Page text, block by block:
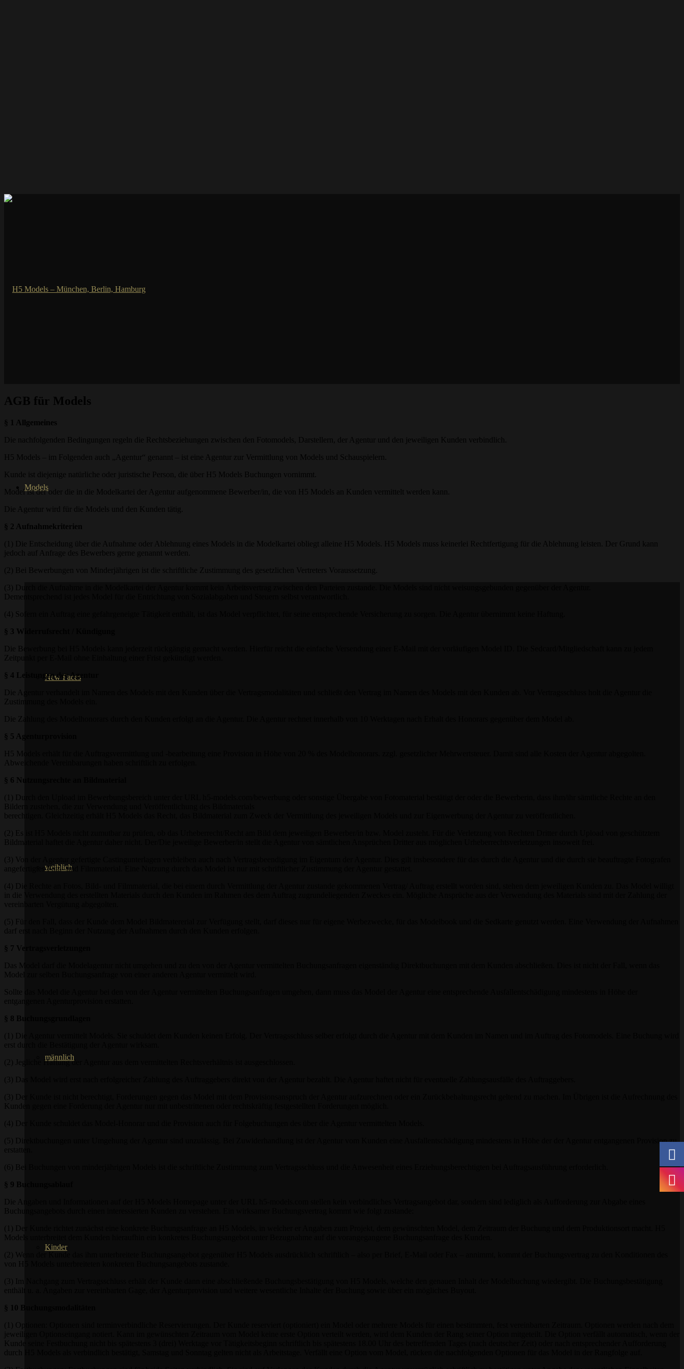
Models
New Faces
weiblich
männlich
Kinder
AGB für Models
§ 1 Allgemeines
Die nachfolgenden Bedingungen regeln die Rechtsbeziehungen zwischen den Fotomodels, Darstellern, der Agentur und den jeweiligen Kunden verbindlich.
H5 Models – im Folgenden auch „Agentur“ genannt – ist eine Agentur zur Vermittlung von Models und Schauspielern.
Kunde ist diejenige natürliche oder juristische Person, die über H5 Models Buchungen vornimmt.
Model ist der oder die in die Modelkartei der Agentur aufgenommene Bewerber/in, die von H5 Models an Kunden vermittelt werden kann.
Die Agentur wird für die Models und den Kunden tätig.
§ 2 Aufnahmekriterien
(1) Die Entscheidung über die Aufnahme oder Ablehnung eines Models in die Modelkartei obliegt alleine H5 Models. H5 Models muss keinerlei Rechtfertigung für die Ablehnung leisten. Der Grund kann
jedoch auf Anfrage des Bewerbers gerne genannt werden.
(2) Bei Bewerbungen von Minderjährigen ist die schriftliche Zustimmung des gesetzlichen Vertreters Voraussetzung.
(3) Durch die Aufnahme in die Modelkartei der Agentur kommt kein Arbeitsvertrag zwischen den Parteien zustande. Die Models sind nicht weisungsgebunden gegenüber der Agentur.
Dementsprechend ist jedes Model für die Entrichtung von Sozialabgaben und Steuern selbst verantwortlich.
(4) Sofern ein Auftrag eine gefahrgeneigte Tätigkeit enthält, ist das Model verpflichtet, für seine entsprechende Versicherung zu sorgen. Die Agentur übernimmt keine Haftung.
§ 3 Widerrufsrecht / Kündigung
Die Bewerbung bei H5 Models kann jederzeit rückgängig gemacht werden. Hierfür reicht die einfache Versendung einer E-Mail mit der vorläufigen Model ID. Die Sedcard/Mitgliedschaft kann zu jedem
Zeitpunkt per E-Mail ohne Einhaltung einer Frist gekündigt werden.
§ 4 Leistungen der Agentur
Die Agentur verhandelt im Namen des Models mit den Kunden über die Vertragsmodalitäten und schließt den Vertrag im Namen des Models mit den Kunden ab. Vor Vertragsschluss holt die Agentur die
Zustimmung des Models ein.
Die Zahlung des Modelhonorars durch den Kunden erfolgt an die Agentur. Die Agentur rechnet innerhalb von 10 Werktagen nach Erhalt des Honorars gegenüber dem Model ab.
§ 5 Agenturprovision
H5 Models erhält für die Auftragsvermittlung und -bearbeitung eine Provision in Höhe von 20 % des Modelhonorars. zzgl. gesetzlicher Mehrwertsteuer. Damit sind alle Kosten der Agentur abgegolten.
Abweichende Vereinbarungen haben schriftlich zu erfolgen.
§ 6 Nutzungsrechte an Bildmaterial
(1) Durch den Upload im Bewerbungsbereich unter der URL h5-models.com/bewerbung oder sonstige Übergabe von Fotomaterial bestätigt der oder die Bewerberin, dass ihm/ihr sämtliche Rechte an den
Bildern zustehen, die zur Verwendung und Veröffentlichung des Bildmaterials
berechtigen. Gleichzeitig erhält H5 Models das Recht, das Bildmaterial zum Zweck der Vermittlung des jeweiligen Models und zur Eigenwerbung der Agentur zu veröffentlichen.
(2) Es ist H5 Models nicht zumutbar zu prüfen, ob das Urheberrecht/Recht am Bild dem jeweiligen Bewerber/in bzw. Model zusteht. Für die Verletzung von Rechten Dritter durch Upload von geschütztem
Bildmaterial haftet die Agentur daher nicht. Der/Die jeweilige Bewerber/in stellt die Agentur von sämtlichen Ansprüchen Dritter aus möglichen Urheberrechtsverletzungen insoweit frei.
(3) Von der Agentur gefertigte Castingunterlagen verbleiben auch nach Vertragsbeendigung im Eigentum der Agentur. Dies gilt insbesondere für das durch die Agentur und die durch sie beauftragte Fotografen
angefertigtes Foto- und Filmmaterial. Eine Nutzung durch das Model ist nur mit schriftlicher Zustimmung der Agentur gestattet.
(4) Die Rechte an Fotos, Bild- und Filmmaterial, die bei einem durch Vermittlung der Agentur zustande gekommenen Vertrag/ Auftrag erstellt worden sind, stehen dem jeweiligen Kunden zu. Das Model willigt
in die Verwendung des erstellten Materials durch den Kunden im Rahmen des dem Auftrag zugrundeliegenden Zweckes ein. Mögliche Ansprüche aus der Verwendung des Materials sind mit der Zahlung der
vereinbarten Vergütung abgegolten.
(5) Für den Fall, dass der Kunde dem Model Bildmatererial zur Verfügung stellt, darf dieses nur für eigene Werbezwecke, für das Modelbook und die Sedkarte genutzt werden. Eine Verwendung der Aufnahmen
darf erst nach Beginn der Nutzung der Aufnahmen durch den Kunden erfolgen.
§ 7 Vertragsverletzungen
Das Model darf die Modelagentur nicht umgehen und zu den von der Agentur vermittelten Buchungsanfragen eigenständig Direktbuchungen mit dem Kunden abschließen. Dies ist nicht der Fall, wenn das
Model zur selben Buchungsanfrage von einer anderen Agentur vermittelt wird.
Sollte das Model die Agentur bei den von der Agentur vermittelten Buchungsanfragen umgehen, dann muss das Model der Agentur eine entsprechende Ausfallentschädigung mindestens in Höhe der
entgangenen Agenturprovision erstatten.
§ 8 Buchungsgrundlagen
(1) Die Agentur vermittelt Models. Sie schuldet dem Kunden keinen Erfolg. Der Vertragsschluss selber erfolgt durch die Agentur mit dem Kunden im Namen und im Auftrag des Fotomodels. Eine Buchung wird
erst durch die Bestätigung der Agentur wirksam.
(2) Jegliche Haftung der Agentur aus dem vermittelten Rechtsverhältnis ist ausgeschlossen.
(3) Das Model wird erst nach erfolgreicher Zahlung des Auftraggebers direkt von der Agentur bezahlt. Die Agentur haftet nicht für eventuelle Zahlungsausfälle des Auftraggebers.
(3) Der Kunde ist nicht berechtigt, Forderungen gegen das Model mit dem Provisionsanspruch der Agentur aufzurechnen oder ein Zurückbehaltungsrecht geltend zu machen. Im Übrigen ist die Aufrechnung des
Kunden gegen eine Forderung der Agentur nur mit unbestrittenen oder rechtskräftig festgestellten Forderungen möglich.
(4) Der Kunde schuldet das Model-Honorar und die Provision auch für Folgebuchungen des über die Agentur vermittelten Models.
(5) Direktbuchungen unter Umgehung der Agentur sind unzulässig. Bei Zuwiderhandlung ist der Agentur vom Kunden eine Ausfallentschädigung mindestens in Höhe der der Agentur entgangenen Provision zu
erstatten.
(6) Bei Buchungen von minderjährigen Models ist die schriftliche Zustimmung zum Vertragsschluss und die Anwesenheit eines Erziehungsberechtigten bei Auftragsausführung erforderlich.
§ 9 Buchungsablauf
Die Angaben und Informationen auf der H5 Models Homepage unter der URL h5-models.com stellen kein verbindliches Vertragsangebot dar, sondern sind lediglich als Aufforderung zur Abgabe eines
Buchungsangebots durch einen interessierten Kunden zu verstehen. Ein wirksamer Buchungsvertrag kommt wie folgt zustande:
(1) Der Kunde richtet zunächst eine konkrete Buchungsanfrage an H5 Models, in welcher er Angaben zum Projekt, dem gewünschten Model, dem Zeitraum der Buchung und dem Produktionsort macht. H5
Models unterbreitet dem Kunden hieraufhin ein konkretes Buchungsangebot unter Bezugnahme auf die vorangegangene Buchungsanfrage des Kunden.
(2) Wenn der Kunde das ihm unterbreitete Buchungsangebot gegenüber H5 Models ausdrücklich schriftlich – also per Brief, E-Mail oder Fax – annimmt, kommt der Buchungsvertrag zu den Konditionen des
von H5 Models unterbreiteten konkreten Buchungsangebots zustande.
(3) Im Nachgang zum Vertragsschluss erhält der Kunde dann eine abschließende Buchungsbestätigung von H5 Models, welche den genauen Inhalt der Modelbuchung wiedergibt. Die Buchungsbestätigung
enthält u. a. Angaben zur vereinbarten Gage, der Agenturprovision und weitere wesentliche Inhalte der Buchung sowie über ein mögliches Buyout.
§ 10 Buchungsmodalitäten
(1) Optionen: Optionen sind terminverbindliche Reservierungen. Der Kunde reserviert (optioniert) ein Model oder mehrere Models für einen bestimmten, fest vereinbarten Zeitraum. Optionen werden nach dem
jeweiligen Optionseingang notiert. Kann im gewünschten Zeitraum vom Model keine erste Option verteilt werden, wird dem Kunden der Rang seiner Option mitgeteilt. Die Option verfällt automatisch, wenn der
Kunde seine Festbuchung nicht bis spätestens 3 (drei) Werktage vor Tätigkeitsbeginn schriftlich bis spätestens 18.00 Uhr des betreffenden Tages (nach deutscher Zeit) oder nach entsprechender Aufforderung
durch H5 Models als verbindlich bestätigt, Samstag und Sonntag gelten nicht als Arbeitstage. Verfällt eine Option vom Model, rücken die nachfolgenden Optionen für das Model in der Rangfolge auf.